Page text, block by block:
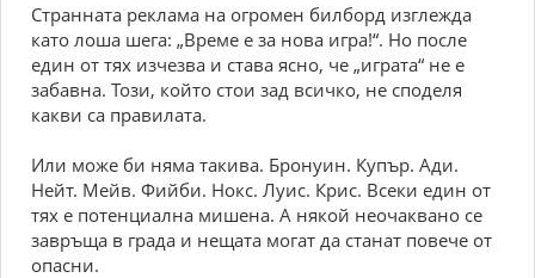
Странната реклама на огромен билборд изглежда
като лоша шега: „Време е за нова игра!“. Но после
един от тях изчезва и става ясно, че „играта“ не е
забавна. Този, който стои зад всичко, не споделя
какви са правилата.
Или може би няма такива. Бронуин. Купър. Ади.
Нейт. Мейв. Фийби. Нокс. Луис. Крис. Всеки един от
тях е потенциална мишена. А някой неочаквано се
завръща в града и нещата могат да станат повече от
опасни.